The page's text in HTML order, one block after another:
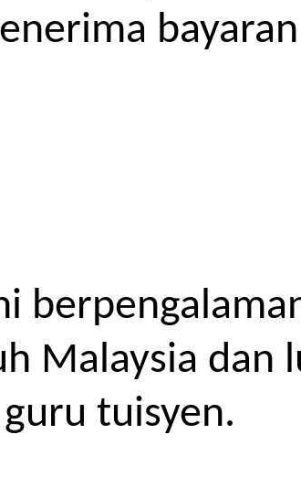
bayaran
Malaysia dan
tuisyen.